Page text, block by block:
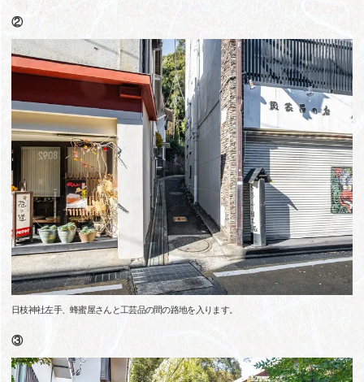
②
日枝神社左手、蜂蜜屋さんと工芸品の間の路地を入ります。
③